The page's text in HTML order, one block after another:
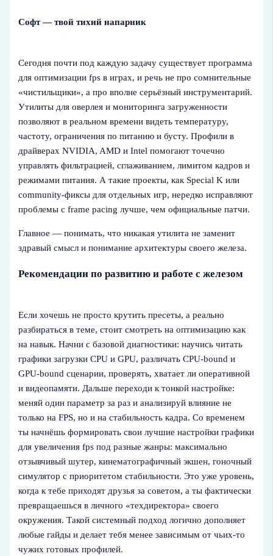
Софт — твой тихий напарник
Сегодня почти под каждую задачу существует программа
для оптимизации fps в играх, и речь не про сомнительные
«чистильщики», а про вполне серьёзный инструментарий.
Утилиты для оверлея и мониторинга загруженности
позволяют в реальном времени видеть температуру,
частоту, ограничения по питанию и бусту. Профили в
драйверах NVIDIA, AMD и Intel помогают точечно
управлять фильтрацией, сглаживанием, лимитом кадров и
режимами питания. А такие проекты, как Special K или
community-фиксы для отдельных игр, нередко исправляют
проблемы с frame pacing лучше, чем официальные патчи.
Главное — понимать, что никакая утилита не заменит
здравый смысл и понимание архитектуры своего железа.
Рекомендации по развитию и работе с железом
Если хочешь не просто крутить пресеты, а реально
разбираться в теме, стоит смотреть на оптимизацию как
на навык. Начни с базовой диагностики: научись читать
графики загрузки CPU и GPU, различать CPU-bound и
GPU-bound сценарии, проверять, хватает ли оперативной
и видеопамяти. Дальше переходи к тонкой настройке:
меняй один параметр за раз и анализируй влияние не
только на FPS, но и на стабильность кадра. Со временем
ты начнёшь формировать свои лучшие настройки графики
для увеличения fps под разные жанры: максимально
отзывчивый шутер, кинематографичный экшен, гоночный
симулятор с приоритетом стабильности. Это уже уровень,
когда к тебе приходят друзья за советом, а ты фактически
превращаешься в личного «техдиректора» своего
окружения. Такой системный подход логично дополняет
любые гайды и делает тебя менее зависимым от чьих-то
чужих готовых профилей.